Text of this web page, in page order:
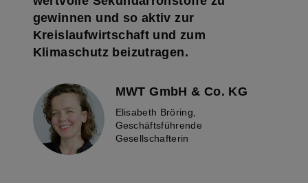
gewinnen und so aktiv zur
Kreislaufwirtschaft und zum
Klimaschutz beizutragen.
MWT GmbH & Co. KG
Elisabeth Bröring,
Geschäftsführende
Gesellschafterin